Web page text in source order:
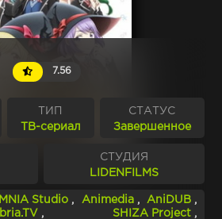
7.56
ТИП
ТВ-сериал
СТАТУС
Завершенное
СТУДИЯ
LIDENFILMS
Studio , Animedia , AniDUB ,
, SHIZA Project ,